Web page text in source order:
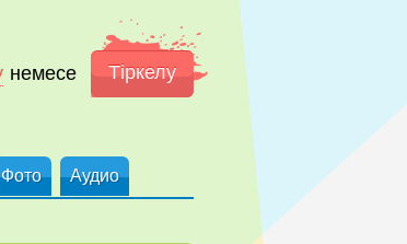
немесе Тіркелу
Фото Аудио